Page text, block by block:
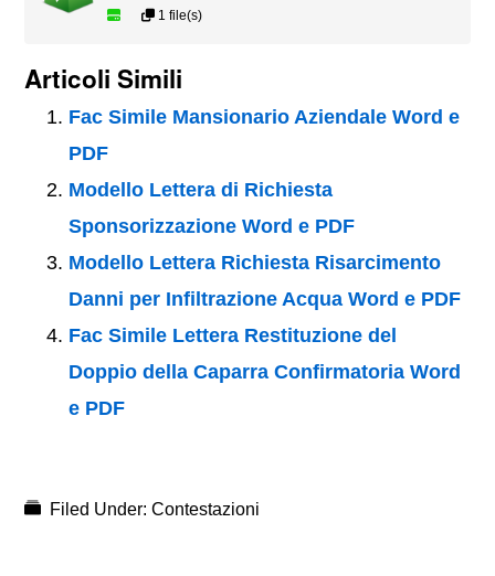
1 file(s)
Articoli Simili
Fac Simile Mansionario Aziendale Word e
PDF
Modello Lettera di Richiesta
Sponsorizzazione Word e PDF
Modello Lettera Richiesta Risarcimento
Danni per Infiltrazione Acqua Word e PDF
Fac Simile Lettera Restituzione del
Doppio della Caparra Confirmatoria Word
e PDF
Filed Under:Contestazioni